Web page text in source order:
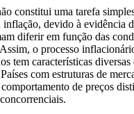
constitui uma tarefa
devido à evidência
diferir em função das
o processo
tem características diversas
com estruturas de
de preços